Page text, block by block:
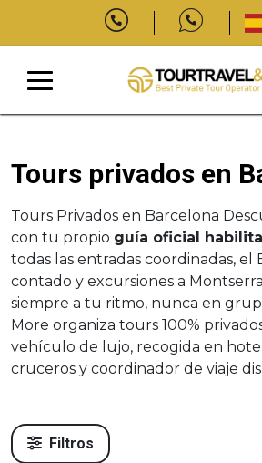
Tours privados en
Tours Privados en Barcelona
con tu propio guía oficial
todas las entradas coordinadas, el
contado y excursiones a
siempre a tu ritmo, nunca en
More organiza tours 100%
vehículo de lujo, recogida en
cruceros y coordinador de viaje
Filtros